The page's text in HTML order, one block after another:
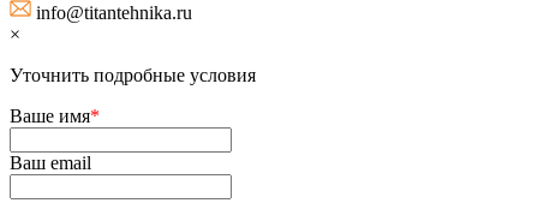
info@titantehnika.ru
×
Уточнить подробные условия
Ваше имя*
Ваш email